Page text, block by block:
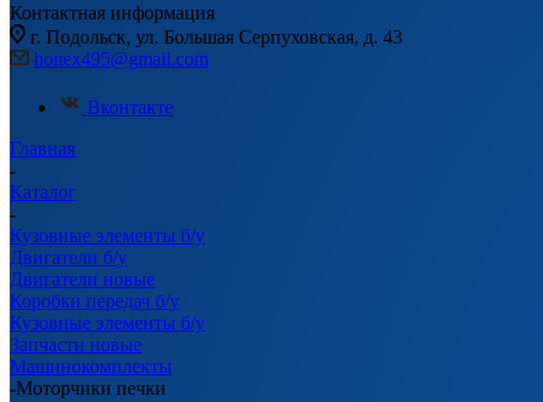
Контактная информация
г. Подольск, ул. Большая Серпуховская, д. 43
honex495@gmail.com
Вконтакте
Главная
-
Каталог
-
Кузовные элементы б/у
Двигатели б/у
Двигатели новые
Коробки передач б/у
Кузовные элементы б/у
Запчасти новые
Машинокомплекты
-Моторчики печки